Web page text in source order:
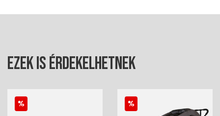
Ezek is érdekelhetnek